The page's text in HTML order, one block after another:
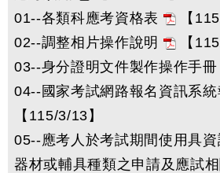
01--各類科應考資格表
【
02--調整相片操作說明
【
03--身分證明文件製作操作手
04--國家考試網路報名資訊系
【115/3/13】
05--應考人於考試期間使用具
器材或輔具種類之申請及應試